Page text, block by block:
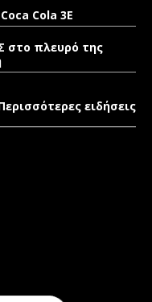
Cola 3E
στο πλευρό της
ειδήσεις